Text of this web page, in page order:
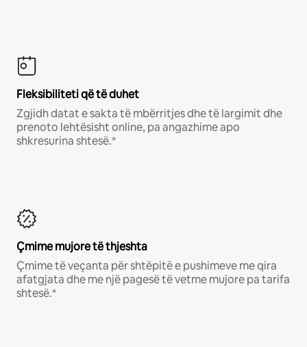
Fleksibiliteti që të duhet
Zgjidh datat e sakta të mbërritjes dhe të largimit dhe
prenoto lehtësisht online, pa angazhime apo
shkresurina shtesë.*
Çmime mujore të thjeshta
Çmime të veçanta për shtëpitë e pushimeve me qira
afatgjata dhe me një pagesë të vetme mujore pa tarifa
shtesë.*